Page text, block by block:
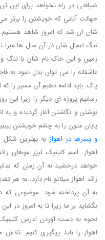
ضیافتی در راه نخواهد برای این
جهالت آنانی که خویشتن را برتر
شان آن شد که امروز شاهد
ننگ اعمال شان در آن سال ها مبرا
زمین و این خاک نام شان با ننگ
عاشقانه را می توان بدل نمود به
پاک. باید ادامه دهیم آن مسیر را که
رسانیم پروژه ای دیگر را زیرا این
نوشتن و نگاشتن آغاز گردیده و
پایان متون را به چشم خویشتن
و پسرها در اهواز به بهترین
اهواز. اسم کلینیک لیزر موهای
خواهد درخشید به آن زمان که
زائد اهواز میلانو نام دارد. به
به آن پرداخته شود. موضوعی که
بگشاید بر ما زیرا تا به امروز در
نحوه به دست آوردن آدرس کلینیک
اهواز را باید پیگیری کنیم.